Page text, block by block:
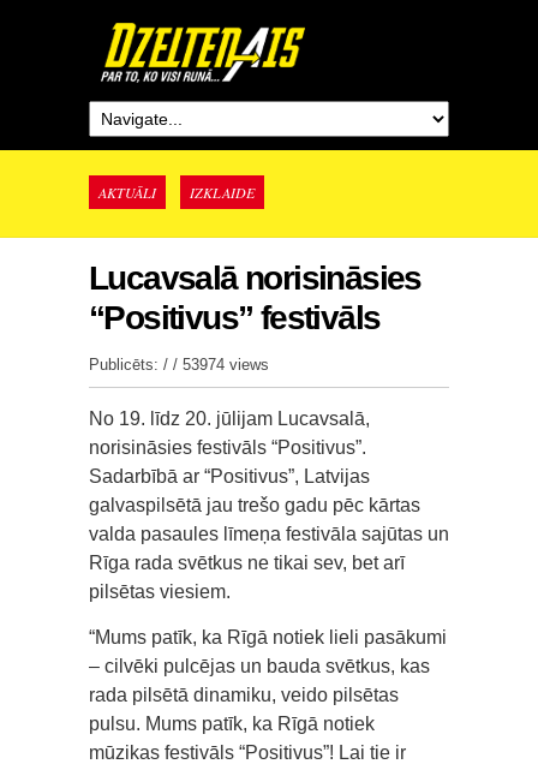
AKTUĀLI IZKLAIDE
Lucavsalā norisināsies
“Positivus” festivāls
Publicēts: / / 53974 views
No 19. līdz 20. jūlijam Lucavsalā,
norisināsies festivāls “Positivus”.
Sadarbībā ar “Positivus”, Latvijas
galvaspilsētā jau trešo gadu pēc kārtas
valda pasaules līmeņa festivāla sajūtas un
Rīga rada svētkus ne tikai sev, bet arī
pilsētas viesiem.
“Mums patīk, ka Rīgā notiek lieli pasākumi
– cilvēki pulcējas un bauda svētkus, kas
rada pilsētā dinamiku, veido pilsētas
pulsu. Mums patīk, ka Rīgā notiek
mūzikas festivāls “Positivus”! Lai tie ir